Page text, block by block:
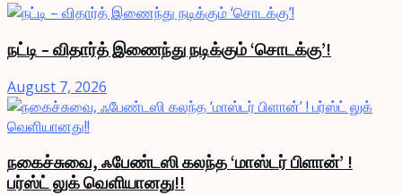
நட்டி – விதார்த் இணைந்து நடிக்கும் ‘சொடக்கு’!
August 7, 2026
நகைச்சுவை, ஃபேண்டஸி கலந்த ‘மாஸ்டர் பிளான்’ !
பர்ஸ்ட் லுக் வெளியானது!!